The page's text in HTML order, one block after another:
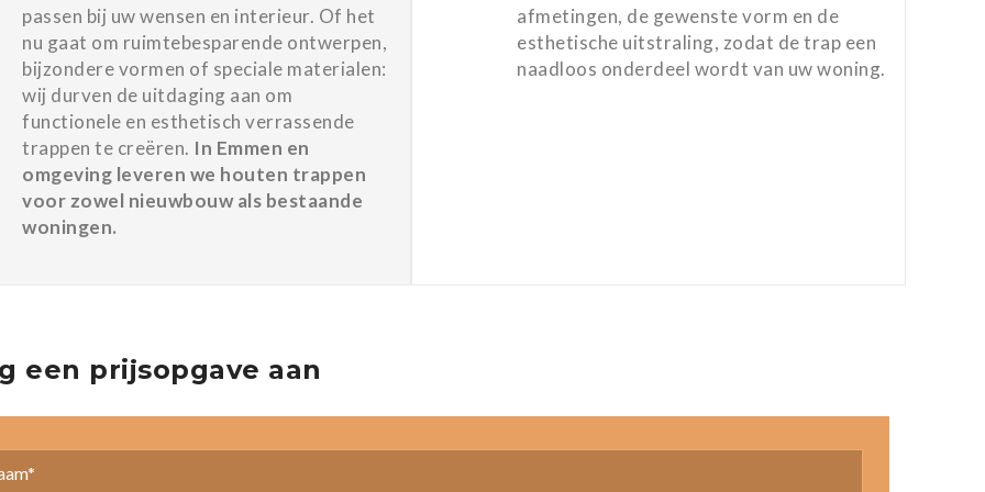
passen bij uw wensen en interieur. Of het
nu gaat om ruimtebesparende ontwerpen,
bijzondere vormen of speciale materialen:
wij durven de uitdaging aan om
functionele en esthetisch verrassende
trappen te creëren. In Emmen en
omgeving leveren we houten trappen
voor zowel nieuwbouw als bestaande
woningen.
afmetingen, de gewenste vorm en de
esthetische uitstraling, zodat de trap een
naadloos onderdeel wordt van uw woning.
een prijsopgave aan